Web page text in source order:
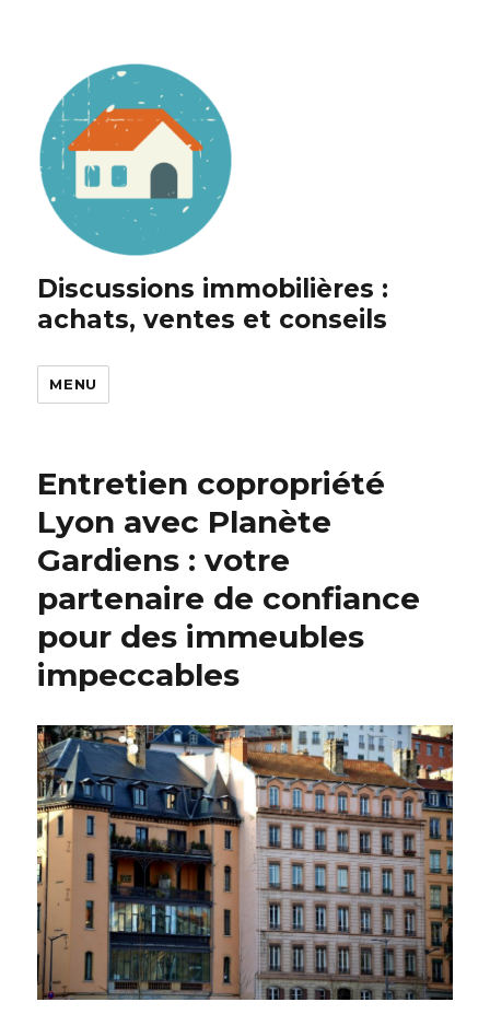
Discussions immobilières :
achats, ventes et conseils
MENU
Entretien copropriété
Lyon avec Planète
Gardiens : votre
partenaire de confiance
pour des immeubles
impeccables